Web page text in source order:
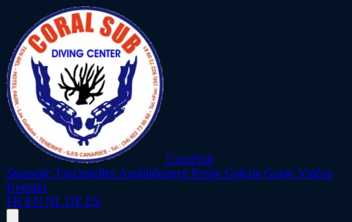
CoralSub
Startseite Tauchstellen Ausbildungen Preise Galerie Guide Vidéos
Kontakt
FR EN NL DE ES